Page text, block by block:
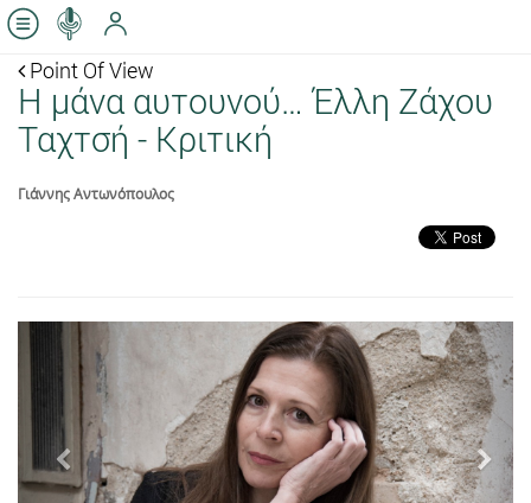
Point Of View
Η μάνα αυτουνού… Έλλη Ζάχου
Ταχτσή - Κριτική
Γιάννης Αντωνόπουλος
Previous Next